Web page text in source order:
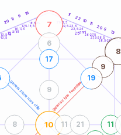
generazione maschile generazione femminile
13,5
13,5-14
16-17,5
17,5-18,5
18,5-19
21-22,5
22,5-23,5
23,5-24
26-27,5
27,5-28,5
28,5-29
20 11
9
16 11
22 10
15
20 5
13
7
10
8
11
6
17
11 21
8
9
9
19
15 anni 25anni